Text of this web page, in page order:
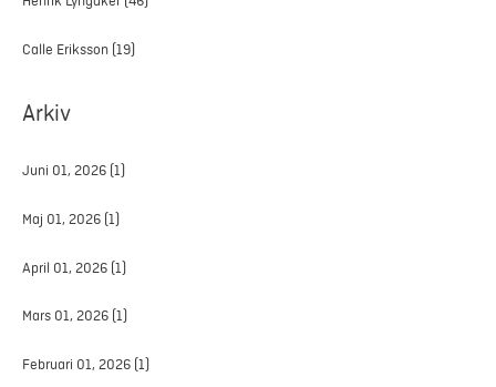
Calle Eriksson (19)
Arkiv
Juni 01, 2026 (1)
Maj 01, 2026 (1)
April 01, 2026 (1)
Mars 01, 2026 (1)
Februari 01, 2026 (1)